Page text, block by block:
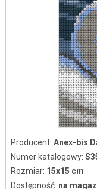
Producent: Anex-bis
Numer katalogowy:
Rozmiar: 15x15 cm
Dostępność: na